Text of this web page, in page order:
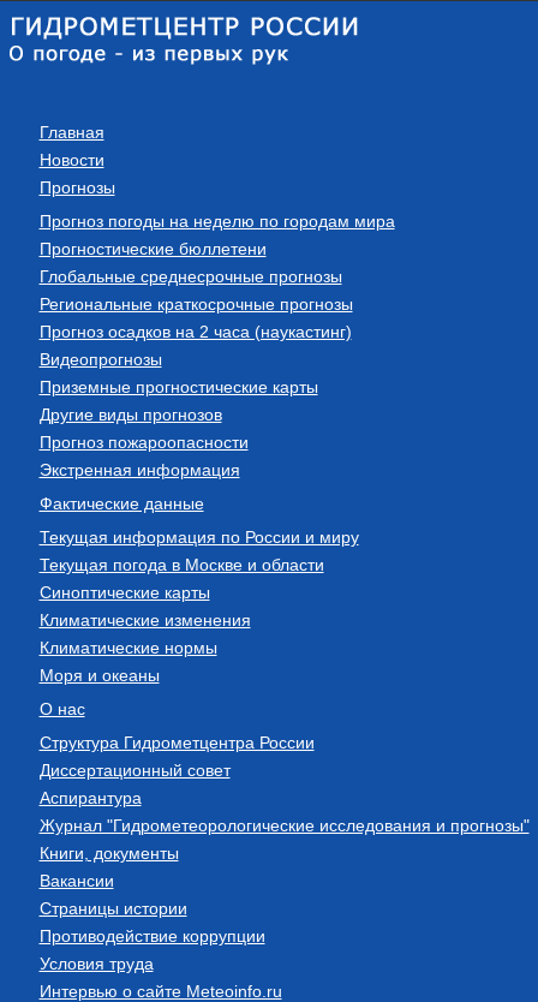
Главная
Новости
Прогнозы
Прогноз погоды на неделю по городам мира
Прогностические бюллетени
Глобальные среднесрочные прогнозы
Региональные краткосрочные прогнозы
Прогноз осадков на 2 часа (наукастинг)
Видеопрогнозы
Приземные прогностические карты
Другие виды прогнозов
Прогноз пожароопасности
Экстренная информация
Фактические данные
Текущая информация по России и миру
Текущая погода в Москве и области
Синоптические карты
Климатические изменения
Климатические нормы
Моря и океаны
О нас
Структура Гидрометцентра России
Диссертационный совет
Аспирантура
Журнал "Гидрометеорологические исследования и прогнозы"
Книги, документы
Вакансии
Страницы истории
Противодействие коррупции
Условия труда
Интервью о сайте Meteoinfo.ru